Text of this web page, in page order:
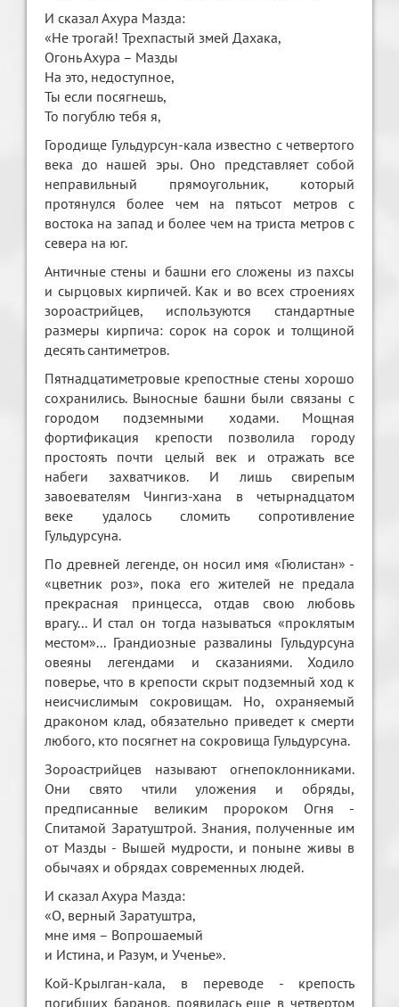
И сказал Ахура Мазда:
«Не трогай! Трехпастый змей Дахака,
Огонь Ахура – Мазды
На это, недоступное,
Ты если посягнешь,
То погублю тебя я,
Городище Гульдурсун-кала известно с четвертого
века до нашей эры. Оно представляет собой
неправильный прямоугольник, который
протянулся более чем на пятьсот метров с
востока на запад и более чем на триста метров с
севера на юг.
Античные стены и башни его сложены из пахсы
и сырцовых кирпичей. Как и во всех строениях
зороастрийцев, используются стандартные
размеры кирпича: сорок на сорок и толщиной
десять сантиметров.
Пятнадцатиметровые крепостные стены хорошо
сохранились. Выносные башни были связаны с
городом подземными ходами. Мощная
фортификация крепости позволила городу
простоять почти целый век и отражать все
набеги захватчиков. И лишь свирепым
завоевателям Чингиз-хана в четырнадцатом
веке удалось сломить сопротивление
Гульдурсуна.
По древней легенде, он носил имя «Гюлистан» -
«цветник роз», пока его жителей не предала
прекрасная принцесса, отдав свою любовь
врагу... И стал он тогда называться «проклятым
местом»... Грандиозные развалины Гульдурсуна
овеяны легендами и сказаниями. Ходило
поверье, что в крепости скрыт подземный ход к
неисчислимым сокровищам. Но, охраняемый
драконом клад, обязательно приведет к смерти
любого, кто посягнет на сокровища Гульдурсуна.
Зороастрийцев называют огнепоклонниками.
Они свято чтили уложения и обряды,
предписанные великим пророком Огня -
Спитамой Заратуштрой. Знания, полученные им
от Мазды - Вышей мудрости, и поныне живы в
обычаях и обрядах современных людей.
И сказал Ахура Мазда:
«О, верный Заратуштра,
мне имя – Вопрошаемый
и Истина, и Разум, и Ученье».
Кой-Крылган-кала, в переводе - крепость
погибших баранов, появилась еще в четвертом